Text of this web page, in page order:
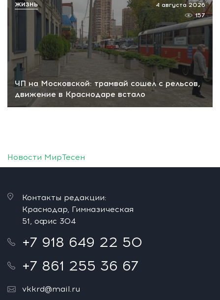
ЧП на Московской: трамвай сошел с рельсов,
движение в Краснодаре встало
4 августа 2026
157
ЖИЗНЬ
Новости МирТесен
Контакты редакции:
Краснодар, Гимназическая
51, офис 304
+7 918 649 22 50
+7 861 255 36 67
vkkrd@mail.ru